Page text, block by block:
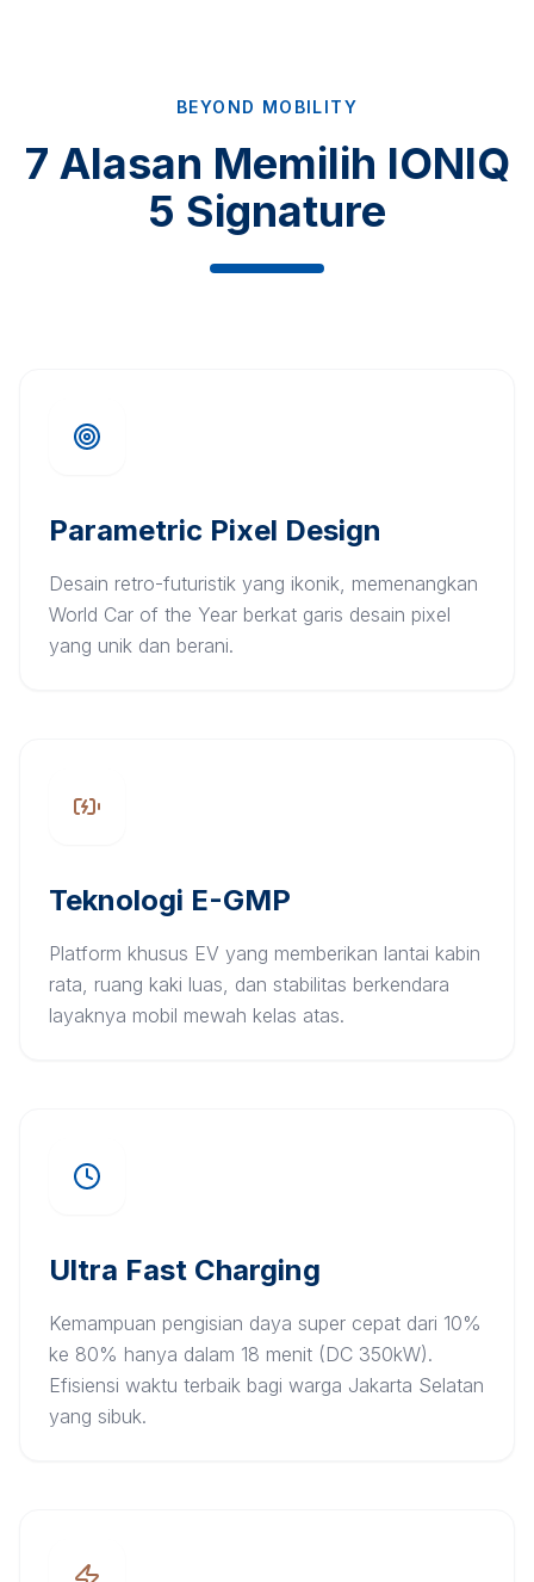
BEYOND MOBILITY
7 Alasan Memilih IONIQ
5 Signature
Parametric Pixel Design
Desain retro-futuristik yang ikonik, memenangkan
World Car of the Year berkat garis desain pixel
yang unik dan berani.
Teknologi E-GMP
Platform khusus EV yang memberikan lantai kabin
rata, ruang kaki luas, dan stabilitas berkendara
layaknya mobil mewah kelas atas.
Ultra Fast Charging
Kemampuan pengisian daya super cepat dari 10%
ke 80% hanya dalam 18 menit (DC 350kW).
Efisiensi waktu terbaik bagi warga Jakarta Selatan
yang sibuk.